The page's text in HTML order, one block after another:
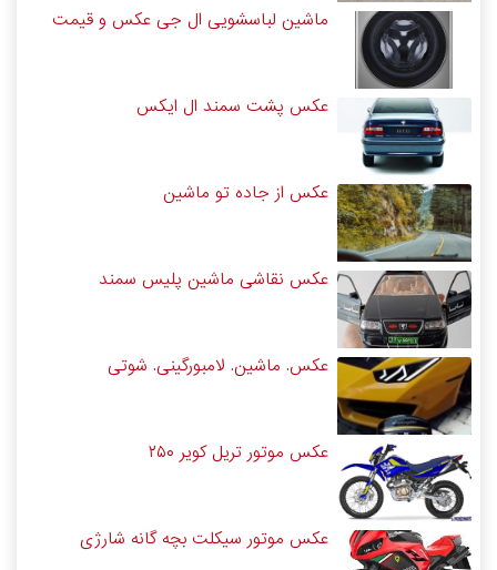
ماشین لباسشویی ال جی عکس و قیمت
عکس پشت سمند ال ایکس
عکس از جاده تو ماشین
عکس نقاشی ماشین پلیس سمند
عکس. ماشین. لامبورگینی. شوتی
عکس موتور تریل کویر ۲۵۰
عکس موتور سیکلت بچه گانه شارژی